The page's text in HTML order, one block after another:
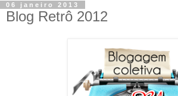
06 janeiro 2013
Blog Retrô 2012